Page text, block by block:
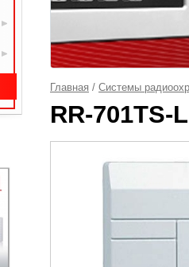
Главная / Системы
RR-701TS-L